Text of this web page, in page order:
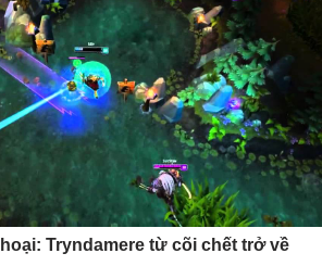
Tryndamere từ cõi chết trở về